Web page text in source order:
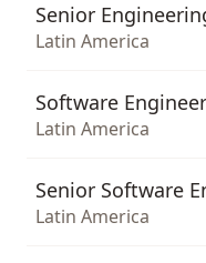
Senior
Latin America
Software
Latin America
Senior Software
Latin America